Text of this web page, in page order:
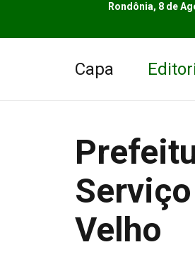
Rondônia, 8 de
Capa
Velho